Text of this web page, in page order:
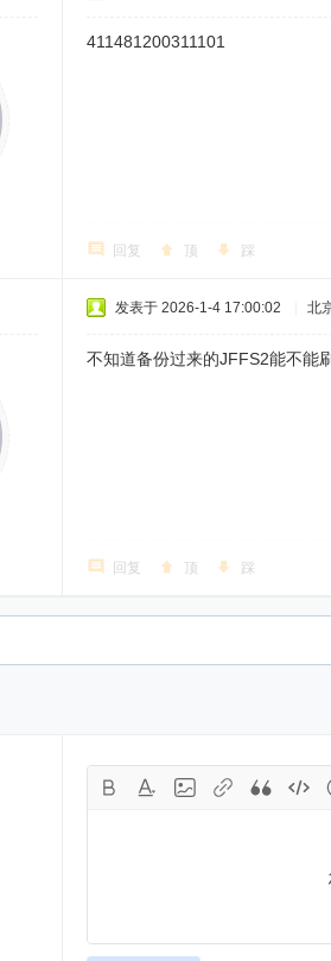
411481200311101
回复 顶 踩
发表于 2026-1-4 17:00:02 北
不知道备份过来的JFFS2能不能
回复 顶 踩